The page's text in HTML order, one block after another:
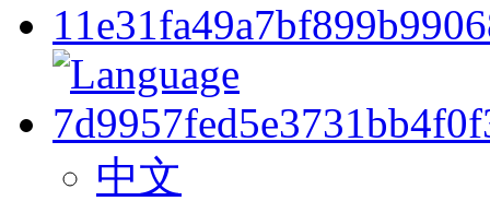
中文